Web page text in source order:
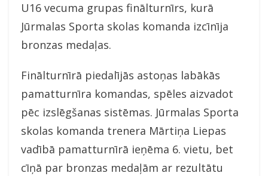
U16 vecuma grupas finālturnīrs, kurā
Jūrmalas Sporta skolas komanda izcīnīja
bronzas medaļas.
Finālturnīrā piedalījās astoņas labākās
pamatturnīra komandas, spēles aizvadot
pēc izslēgšanas sistēmas. Jūrmalas Sporta
skolas komanda trenera Mārtiņa Liepas
vadībā pamatturnīrā ieņēma 6. vietu, bet
cīņā par bronzas medaļām ar rezultātu